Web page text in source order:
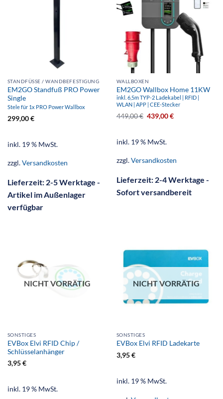
STANDFÜSSE / WANDBEFESTIGUNG
EM2GO Standfuß PRO Power
Single
Stele für 1x PRO Power Wallbox
299,00€
inkl. 19 % MwSt.
zzgl.Versandkosten
Lieferzeit: 2-5 Werktage -
Artikel im Außenlager
verfügbar
WALLBOXEN
EM2GO Wallbox Home 11KW
inkl. 6,5m TYP-2 Ladekabel | RFID |
WLAN | APP | CEE-Stecker
449,00€ 439,00€
inkl. 19 % MwSt.
zzgl.Versandkosten
Lieferzeit: 2-4 Werktage -
Sofort versandbereit
NICHT VORRÄTIG
SONSTIGES
EVBox Elvi RFID Chip /
Schlüsselanhänger
3,95€
inkl. 19 % MwSt.
NICHT VORRÄTIG
SONSTIGES
EVBox Elvi RFID Ladekarte
3,95€
inkl. 19 % MwSt.